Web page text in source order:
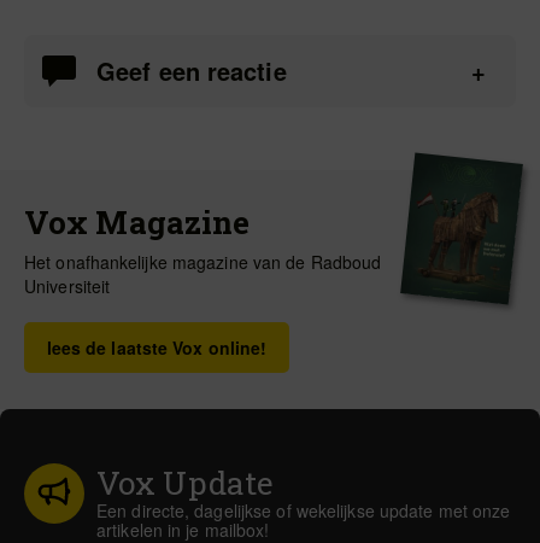
Geef een reactie
Vox Magazine
Het onafhankelijke magazine van de Radboud
Universiteit
lees de laatste Vox online!
Vox Update
Een directe, dagelijkse of wekelijkse update met onze
artikelen in je mailbox!